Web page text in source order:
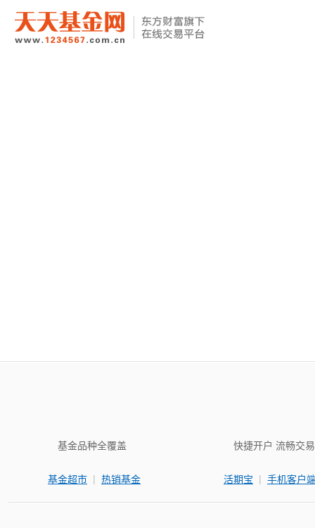
基金品种全覆盖
基金超市 | 热销基金
快捷开户 流畅交易
活期宝 | 手机客户